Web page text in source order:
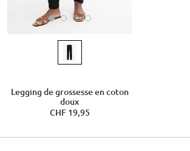
Legging de grossesse en coton
doux
CHF 19,95